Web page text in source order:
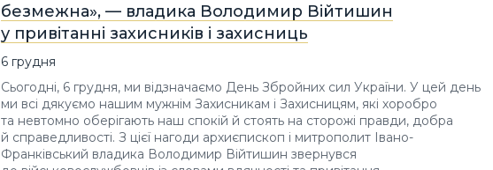
безмежна», — владика Володимир Війтишин
у привітанні захисників і захисниць
6 грудня
Сьогодні, 6 грудня, ми відзначаємо День Збройних сил України. У цей день
ми всі дякуємо нашим мужнім Захисникам і Захисницям, які хоробро
та невтомно оберігають наш спокій й стоять на сторожі правди, добра
й справедливості. З цієї нагоди архиєпископ і митрополит Івано-
Франківський владика Володимир Війтишин звернувся